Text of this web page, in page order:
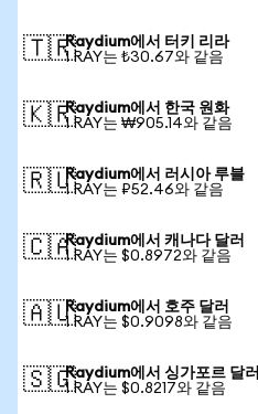
🇹🇷Raydium에서 터키 리라
1 RAY는 ₺30.67와 같음
🇰🇷Raydium에서 한국 원화
1 RAY는 ₩905.14와 같음
🇷🇺Raydium에서 러시아 루블
1 RAY는 ₽52.46와 같음
🇨🇦Raydium에서 캐나다 달러
1 RAY는 $0.8972와 같음
🇦🇺Raydium에서 호주 달러
1 RAY는 $0.9098와 같음
🇸🇬Raydium에서 싱가포르 달러
1 RAY는 $0.8217와 같음